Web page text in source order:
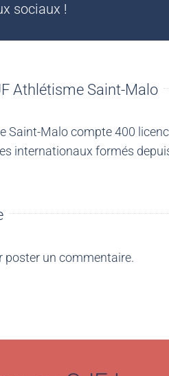
sociaux !
Athlétisme Saint-Malo
Saint-Malo compte 400
internationaux formés
poster un commentaire.